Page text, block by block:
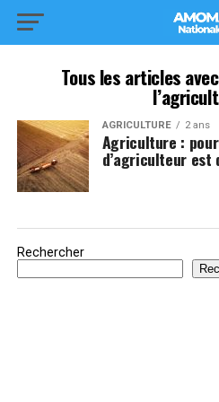
Tous les articles
AGRICULTURE 2 ans
Agriculture :
d’agriculteur est
Rechercher